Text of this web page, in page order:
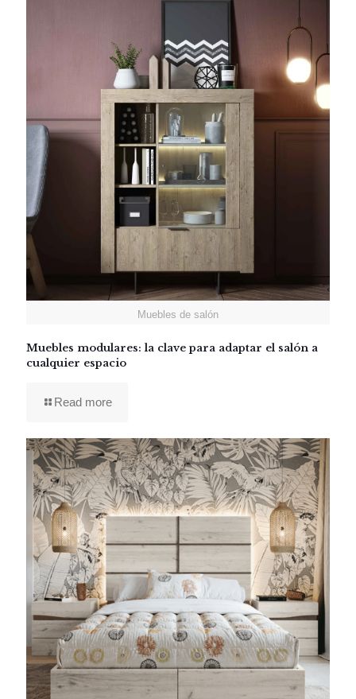
Muebles de salón
Muebles modulares: la clave para adaptar el salón a
cualquier espacio
Read more